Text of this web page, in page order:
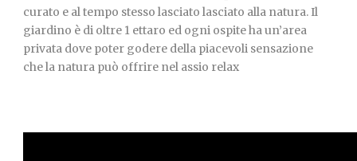
curato e al tempo stesso lasciato lasciato alla natura. Il
giardino è di oltre 1 ettaro ed ogni ospite ha un’area
privata dove poter godere della piacevoli sensazione
che la natura può offrire nel assio relax